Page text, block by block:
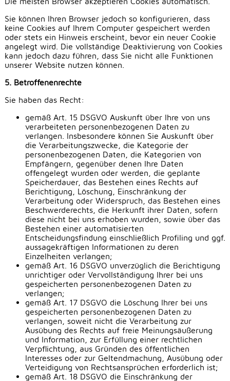
Sie können Ihren Browser jedoch so konfigurieren, dass
keine Cookies auf Ihrem Computer gespeichert werden
oder stets ein Hinweis erscheint, bevor ein neuer Cookie
angelegt wird. Die vollständige Deaktivierung von Cookies
kann jedoch dazu führen, dass Sie nicht alle Funktionen
unserer Website nutzen können.
5. Betroffenenrechte
Sie haben das Recht:
gemäß Art. 15 DSGVO Auskunft über Ihre von uns
verarbeiteten personenbezogenen Daten zu
verlangen. Insbesondere können Sie Auskunft über
die Verarbeitungszwecke, die Kategorie der
personenbezogenen Daten, die Kategorien von
Empfängern, gegenüber denen Ihre Daten
offengelegt wurden oder werden, die geplante
Speicherdauer, das Bestehen eines Rechts auf
Berichtigung, Löschung, Einschränkung der
Verarbeitung oder Widerspruch, das Bestehen eines
Beschwerderechts, die Herkunft ihrer Daten, sofern
diese nicht bei uns erhoben wurden, sowie über das
Bestehen einer automatisierten
Entscheidungsfindung einschließlich Profiling und ggf.
aussagekräftigen Informationen zu deren
Einzelheiten verlangen;
gemäß Art. 16 DSGVO unverzüglich die Berichtigung
unrichtiger oder Vervollständigung Ihrer bei uns
gespeicherten personenbezogenen Daten zu
verlangen;
gemäß Art. 17 DSGVO die Löschung Ihrer bei uns
gespeicherten personenbezogenen Daten zu
verlangen, soweit nicht die Verarbeitung zur
Ausübung des Rechts auf freie Meinungsäußerung
und Information, zur Erfüllung einer rechtlichen
Verpflichtung, aus Gründen des öffentlichen
Interesses oder zur Geltendmachung, Ausübung oder
Verteidigung von Rechtsansprüchen erforderlich ist;
gemäß Art. 18 DSGVO die Einschränkung der